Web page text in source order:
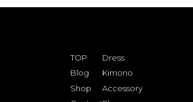
TOP
Blog
Shop
Dress
Kimono
Accessory